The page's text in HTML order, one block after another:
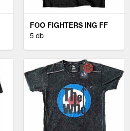
FOO FIGHTERS ING FF
LOGO UNISEX BLACK M
5 db